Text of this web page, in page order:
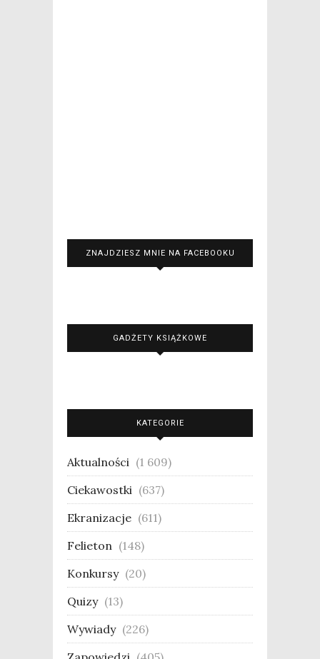
ZNAJDZIESZ MNIE NA FACEBOOKU
GADŻETY KSIĄŻKOWE
KATEGORIE
Aktualności (1 609)
Ciekawostki (637)
Ekranizacje (611)
Felieton (148)
Konkursy (20)
Quizy (13)
Wywiady (226)